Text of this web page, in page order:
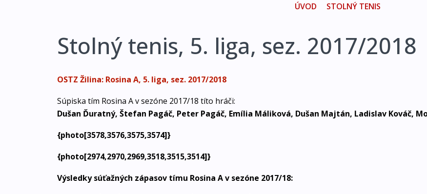
ÚVOD STOLNÝ TENIS
Stolný tenis, 5. liga, sez. 2017/2018
OSTZ Žilina: Rosina A, 5. liga, sez. 2017/2018
Súpiska tím Rosina A v sezóne 2017/18 títo hráči:
Dušan Ďuratný, Štefan Pagáč, Peter Pagáč, Emília Máliková, Dušan Majtán, Ladislav Kováč,
{photo[3578,3576,3575,3574]}
{photo[2974,2970,2969,3518,3515,3514]}
Výsledky súťažných zápasov tímu Rosina A v sezóne 2017/18: